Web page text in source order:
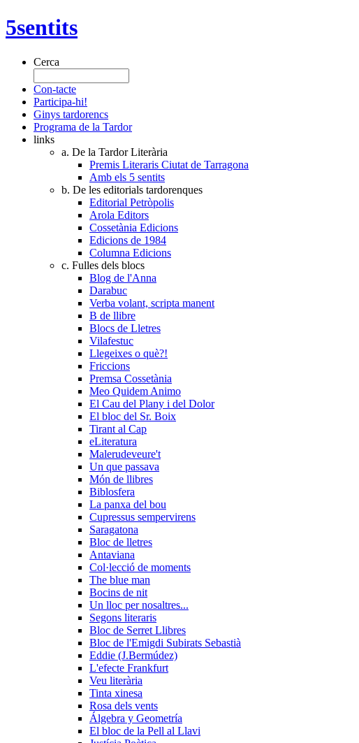
5sentits
Cerca
Con-tacte
Participa-hi!
Ginys tardorencs
Programa de la Tardor
links
a. De la Tardor Literària
Premis Literaris Ciutat de Tarragona
Amb els 5 sentits
b. De les editorials tardorenques
Editorial Petròpolis
Arola Editors
Cossetània Edicions
Edicions de 1984
Columna Edicions
c. Fulles dels blocs
Blog de l'Anna
Darabuc
Verba volant, scripta manent
B de llibre
Blocs de Lletres
Vilafestuc
Llegeixes o què?!
Friccions
Premsa Cossetània
Meo Quidem Animo
El Cau del Plany i del Dolor
El bloc del Sr. Boix
Tirant al Cap
eLiteratura
Malerudeveure't
Un que passava
Món de llibres
Biblosfera
La panxa del bou
Cupressus sempervirens
Saragatona
Bloc de lletres
Antaviana
Col·lecció de moments
The blue man
Bocins de nit
Un lloc per nosaltres...
Segons literaris
Bloc de Serret Llibres
Bloc de l'Emigdi Subirats Sebastià
Eddie (J.Bermúdez)
L'efecte Frankfurt
Veu literària
Tinta xinesa
Rosa dels vents
Álgebra y Geometrí­a
El bloc de la Pell al Llavi